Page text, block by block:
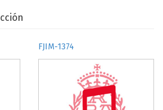
FJIM-1374